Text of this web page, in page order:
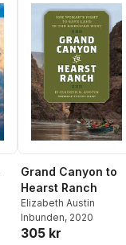
Grand Canyon to
Hearst Ranch
Elizabeth Austin
Inbunden, 2020
305 kr